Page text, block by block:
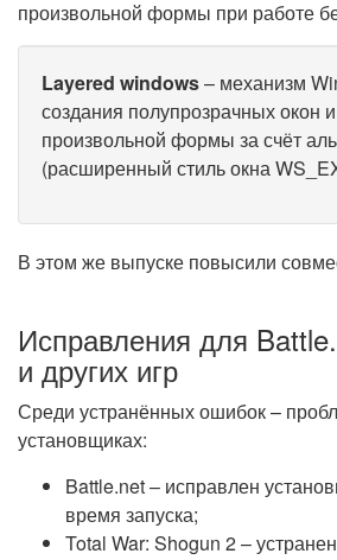
произвольной формы при работе
Layered windows– механизм
создания полупрозрачных окон
произвольной формы за счёт
(расширенный стиль окна
В этом же выпуске повысили
Исправления для
и других игр
Среди устранённых ошибок –
установщиках:
Battle.net – исправлен
время запуска;
Total War: Shogun 2 –